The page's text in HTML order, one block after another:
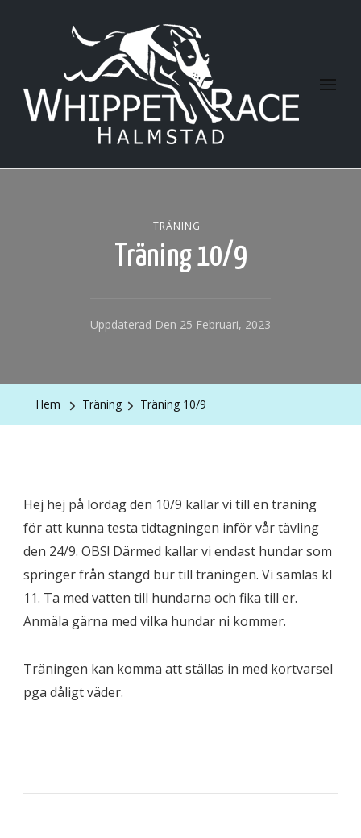
Halmstad Whippet Race
TRÄNING
Träning 10/9
Uppdaterad Den 25 Februari, 2023
Hem Träning Träning 10/9
Hej hej på lördag den 10/9 kallar vi till en träning
för att kunna testa tidtagningen inför vår tävling
den 24/9. OBS! Därmed kallar vi endast hundar som
springer från stängd bur till träningen. Vi samlas kl
11. Ta med vatten till hundarna och fika till er.
Anmäla gärna med vilka hundar ni kommer.
Träningen kan komma att ställas in med kortvarsel
pga dåligt väder.